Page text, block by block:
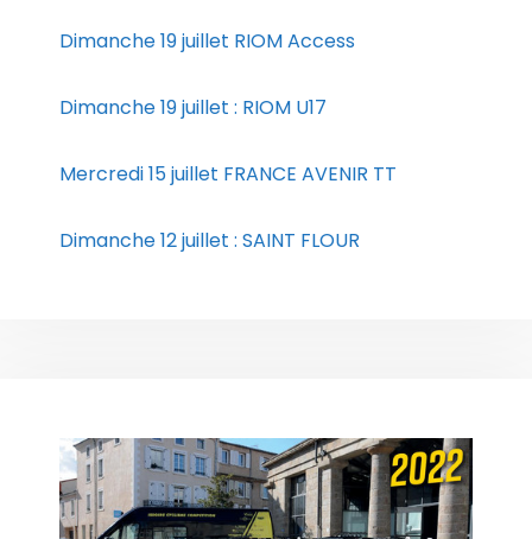
Dimanche 19 juillet RIOM Access
Dimanche 19 juillet : RIOM U17
Mercredi 15 juillet FRANCE AVENIR TT
Dimanche 12 juillet : SAINT FLOUR